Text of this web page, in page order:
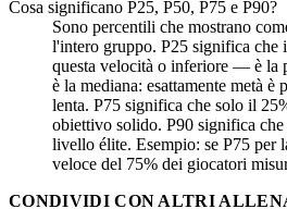
Cosa significano P25, P50, P75 e P90?
Sono percentili che mostrano
l'intero gruppo. P25 significa che
questa velocità o inferiore — è la
è la mediana: esattamente metà è
lenta. P75 significa che solo il
obiettivo solido. P90 significa
livello élite. Esempio: se P75 per
veloce del 75% dei giocatori
CONDIVIDI CON ALTRI